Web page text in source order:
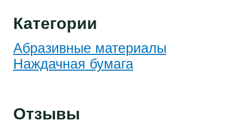
Категории
Абразивные материалы
Наждачная бумага
Отзывы